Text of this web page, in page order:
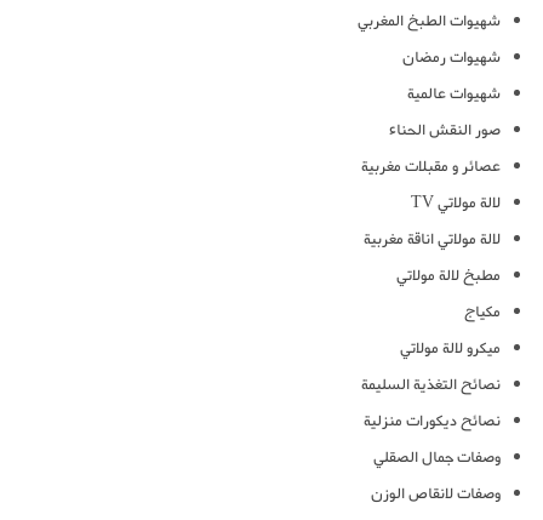
شهيوات الطبخ المغربي
شهيوات رمضان
شهيوات عالمية
صور النقش الحناء
عصائر و مقبلات مغربية
لالة مولاتي TV
لالة مولاتي اناقة مغربية
مطبخ لالة مولاتي
مكياج
ميكرو لالة مولاتي
نصائح التغذية السليمة
نصائح ديكورات منزلية
وصفات جمال الصقلي
وصفات لانقاص الوزن